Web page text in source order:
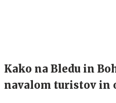
Kako na Bledu in
navalom turistov in